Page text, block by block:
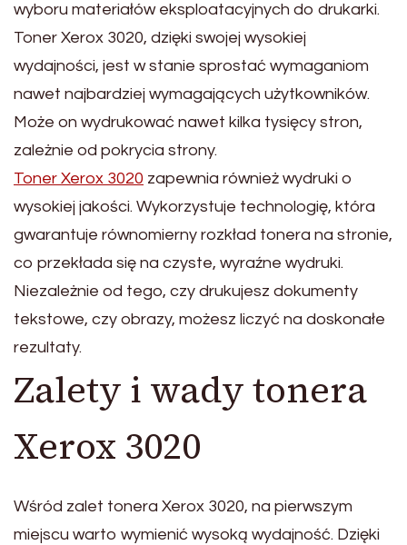
wyboru materiałów eksploatacyjnych do drukarki.
Toner Xerox 3020, dzięki swojej wysokiej
wydajności, jest w stanie sprostać wymaganiom
nawet najbardziej wymagających użytkowników.
Może on wydrukować nawet kilka tysięcy stron,
zależnie od pokrycia strony.
Toner Xerox 3020 zapewnia również wydruki o
wysokiej jakości. Wykorzystuje technologię, która
gwarantuje równomierny rozkład tonera na stronie,
co przekłada się na czyste, wyraźne wydruki.
Niezależnie od tego, czy drukujesz dokumenty
tekstowe, czy obrazy, możesz liczyć na doskonałe
rezultaty.
Zalety i wady tonera
Xerox 3020
Wśród zalet tonera Xerox 3020, na pierwszym
miejscu warto wymienić wysoką wydajność. Dzięki